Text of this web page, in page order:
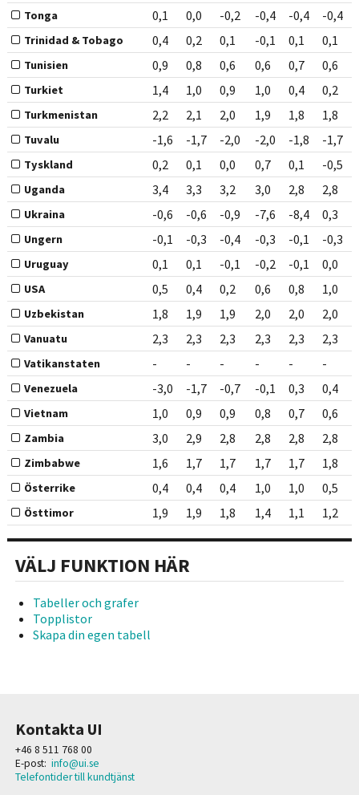
Tonga 0,1 0,0 -0,2 -0,4 -0,4 -0,4
Trinidad & Tobago 0,4 0,2 0,1 -0,1 0,1 0,1
Tunisien 0,9 0,8 0,6 0,6 0,7 0,6
Turkiet 1,4 1,0 0,9 1,0 0,4 0,2
Turkmenistan 2,2 2,1 2,0 1,9 1,8 1,8
Tuvalu -1,6 -1,7 -2,0 -2,0 -1,8 -1,7
Tyskland 0,2 0,1 0,0 0,7 0,1 -0,5
Uganda 3,4 3,3 3,2 3,0 2,8 2,8
Ukraina -0,6 -0,6 -0,9 -7,6 -8,4 0,3
Ungern -0,1 -0,3 -0,4 -0,3 -0,1 -0,3
Uruguay 0,1 0,1 -0,1 -0,2 -0,1 0,0
USA 0,5 0,4 0,2 0,6 0,8 1,0
Uzbekistan 1,8 1,9 1,9 2,0 2,0 2,0
Vanuatu 2,3 2,3 2,3 2,3 2,3 2,3
Vatikanstaten - - - - - -
Venezuela -3,0 -1,7 -0,7 -0,1 0,3 0,4
Vietnam 1,0 0,9 0,9 0,8 0,7 0,6
Zambia 3,0 2,9 2,8 2,8 2,8 2,8
Zimbabwe 1,6 1,7 1,7 1,7 1,7 1,8
Österrike 0,4 0,4 0,4 1,0 1,0 0,5
Östtimor 1,9 1,9 1,8 1,4 1,1 1,2
VÄLJ FUNKTION HÄR
Tabeller och grafer
Topplistor
Skapa din egen tabell
Kontakta UI
+46 8 511 768 00
E-post: info@ui.se
Telefontider till kundtjänst